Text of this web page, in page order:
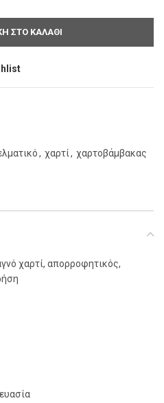
ΣΤΟ ΚΑΛΑΘΙ
, χαρτί, χαρτοβάμβακας
χαρτί, απορροφητικός,